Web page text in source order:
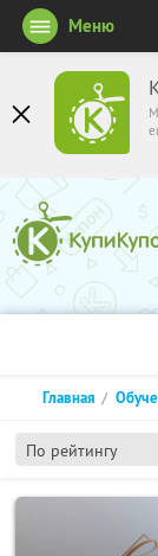
Меню
По рейтингу
Главная